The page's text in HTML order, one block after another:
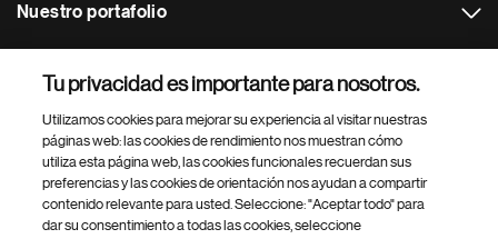
Nuestro portafolio
Footer Site Search
Tu privacidad es importante para nosotros.
Utilizamos cookies para mejorar su experiencia al visitar nuestras
páginas web: las cookies de rendimiento nos muestran cómo
utiliza esta página web, las cookies funcionales recuerdan sus
preferencias y las cookies de orientación nos ayudan a compartir
contenido relevante para usted. Seleccione: "Aceptar todo" para
dar su consentimiento a todas las cookies, seleccione